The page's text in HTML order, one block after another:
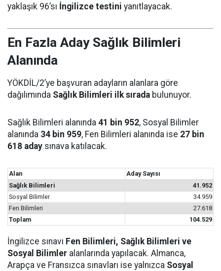
yaklaşık 96’sı İngilizce testini yanıtlayacak.
En Fazla Aday Sağlık Bilimleri
Alanında
YÖKDİL/2’ye başvuran adayların alanlara göre
dağılımında Sağlık Bilimleri ilk sırada bulunuyor.
Sağlık Bilimleri alanında 41 bin 952, Sosyal Bilimler
alanında 34 bin 959, Fen Bilimleri alanında ise 27 bin
618 aday sınava katılacak.
Alan
Aday Sayısı
Sağlık Bilimleri
41.952
Sosyal Bilimler
34.959
Fen Bilimleri
27.618
Toplam
104.529
İngilizce sınavı Fen Bilimleri, Sağlık Bilimleri ve
Sosyal Bilimler alanlarında yapılacak. Almanca,
Arapça ve Fransızca sınavları ise yalnızca Sosyal